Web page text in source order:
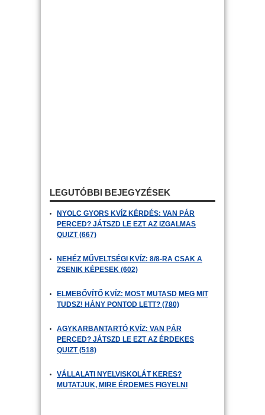
LEGUTÓBBI BEJEGYZÉSEK
NYOLC GYORS KVÍZ KÉRDÉS: VAN PÁR
PERCED? JÁTSZD LE EZT AZ IZGALMAS
QUIZT (667)
NEHÉZ MŰVELTSÉGI KVÍZ: 8/8-RA CSAK A
ZSENIK KÉPESEK (602)
ELMEBŐVÍTŐ KVÍZ: MOST MUTASD MEG MIT
TUDSZ! HÁNY PONTOD LETT? (780)
AGYKARBANTARTÓ KVÍZ: VAN PÁR
PERCED? JÁTSZD LE EZT AZ ÉRDEKES
QUIZT (518)
VÁLLALATI NYELVISKOLÁT KERES?
MUTATJUK, MIRE ÉRDEMES FIGYELNI